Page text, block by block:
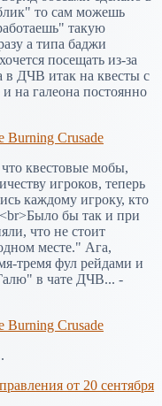
то сам можешь
такую
а типа баджи
посещать из-за
ДЧВ итак на квесты с
на галеона постоянно
Burning Crusade
квестовые мобы,
игроков, теперь
каждому игроку, кто
бы так и при
что не стоит
месте." Ага,
тремя фул рейдами и
в чате ДЧВ... -
Burning Crusade
от 20 сентября